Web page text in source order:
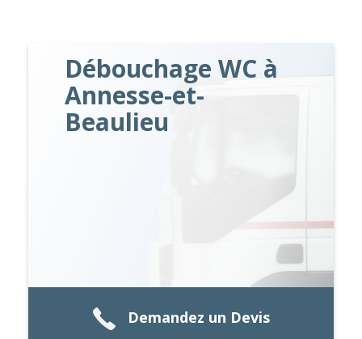
Débouchage WC à
Annesse-et-
Beaulieu
Demandez un Devis